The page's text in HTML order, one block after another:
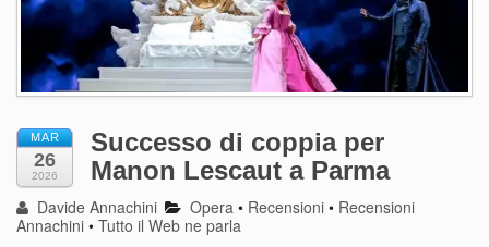
MAR
26
2026
Successo di coppia per
Manon Lescaut a Parma
Davide Annachini Opera • Recensioni • Recensioni
Annachini • Tutto il Web ne parla